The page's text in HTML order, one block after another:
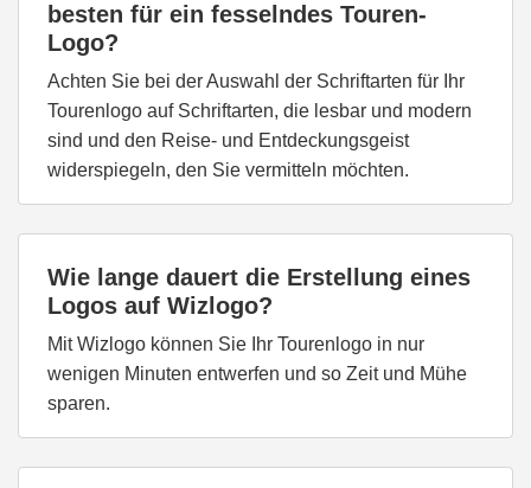
besten für ein fesselndes Touren-
Logo?
Achten Sie bei der Auswahl der Schriftarten für Ihr
Tourenlogo auf Schriftarten, die lesbar und modern
sind und den Reise- und Entdeckungsgeist
widerspiegeln, den Sie vermitteln möchten.
Wie lange dauert die Erstellung eines
Logos auf Wizlogo?
Mit Wizlogo können Sie Ihr Tourenlogo in nur
wenigen Minuten entwerfen und so Zeit und Mühe
sparen.